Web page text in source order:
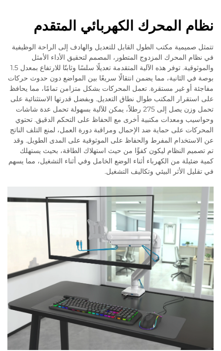
نظام المحرك الكهربائي المتقدم
تتمثل صميمية مكتب الطول القابل للتعديل والهادف إلى الراحة الوظيفية
في نظام المحرك المزدوج المتطور، المصمم لتحقيق الأداء الأمثل
والموثوقية. توفر هذه الآلية المتقدمة تعديلًا سلسًا وثابتًا للارتفاع بمعدل 1.5
بوصة في الثانية، مما يضمن انتقالًا سريعًا بين المواضع دون حدوث حركات
مفاجئة أو غير مستقرة. تعمل المحركات بشكل متزامن تمامًا، مما يحافظ
على استقرار المكتب طوال نطاق التعديل. وبفضل قدرتها الاستثنائية على
تحمل وزن يصل إلى 275 رطلاً، يمكن للآلية بسهولة تحمل عدة شاشات
وحواسيب ومعدات مكتبية أخرى مع الحفاظ على التحكم الدقيق. تحتوي
المحركات على حماية ضد الإحمال ومراقبة دورة العمل، لمنع التلف الناتج
عن الاستخدام المفرط والحفاظ على الموثوقية على المدى الطويل. وقد
تم تصميم النظام ليكون كفؤًا من حيث استهلاك الطاقة، بحيث يستهلك
كمية ضئيلة من الكهرباء أثناء الوضع الخامل وفي أثناء التشغيل، مما يسهم
في تقليل الأثر البيئي وتكاليف التشغيل.